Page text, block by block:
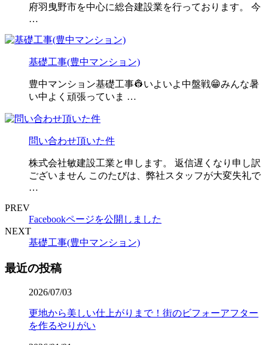
府羽曳野市を中心に総合建設業を行っております。 今
…
基礎工事(豊中マンション)
豊中マンション基礎工事👷いよいよ中盤戦😁みんな暑
い中よく頑張っていま …
問い合わせ頂いた件
株式会社敏建設工業と申します。 返信遅くなり申し訳
ございません このたびは、弊社スタッフが大変失礼で
…
PREV
Facebookページを公開しました
NEXT
基礎工事(豊中マンション)
最近の投稿
2026/07/03
更地から美しい仕上がりまで！街のビフォーアフター
を作るやりがい